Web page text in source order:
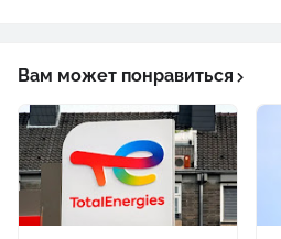
Вам может понравиться